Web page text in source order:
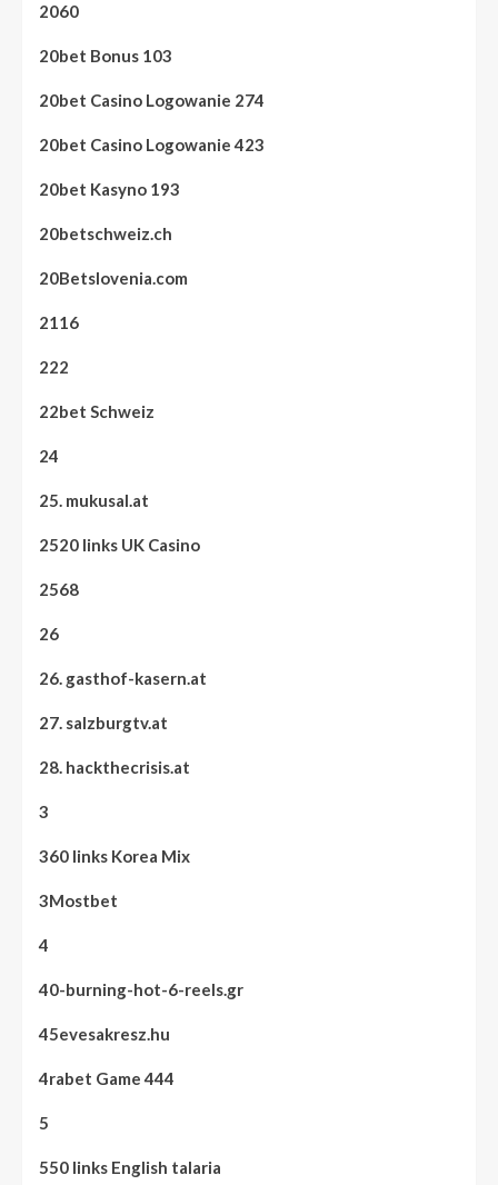
2060
20bet Bonus 103
20bet Casino Logowanie 274
20bet Casino Logowanie 423
20bet Kasyno 193
20betschweiz.ch
20Betslovenia.com
2116
222
22bet Schweiz
24
25. mukusal.at
2520 links UK Casino
2568
26
26. gasthof-kasern.at
27. salzburgtv.at
28. hackthecrisis.at
3
360 links Korea Mix
3Mostbet
4
40-burning-hot-6-reels.gr
45evesakresz.hu
4rabet Game 444
5
550 links English talaria